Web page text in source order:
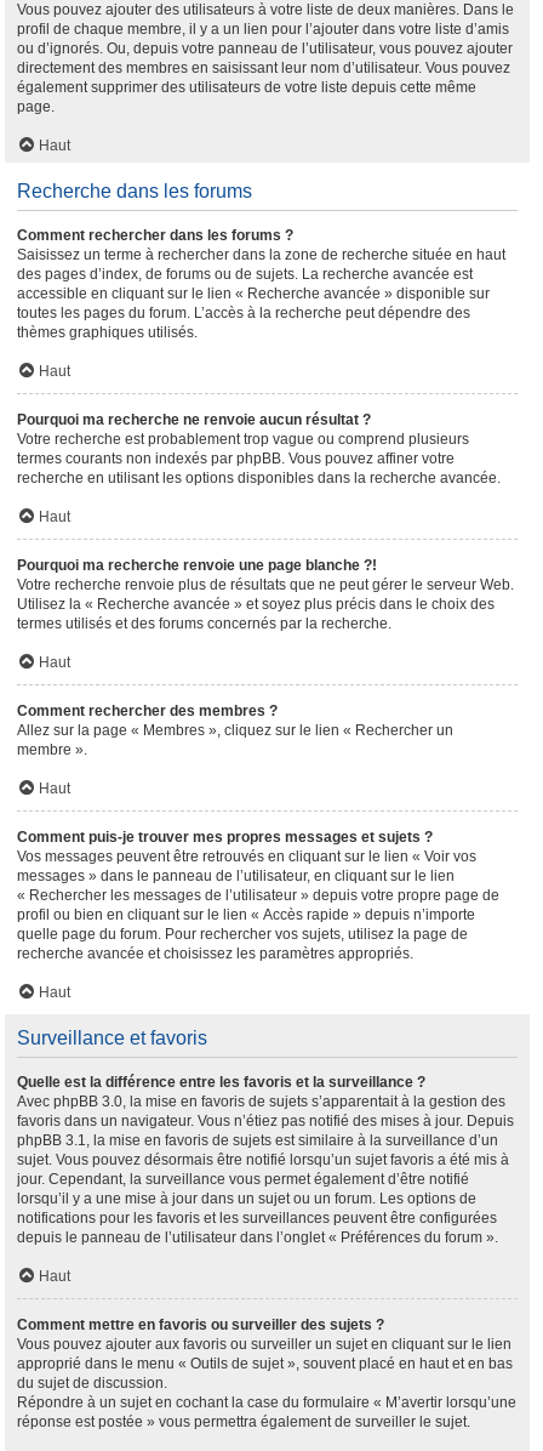
Vous pouvez ajouter des utilisateurs à votre liste de deux manières. Dans le
profil de chaque membre, il y a un lien pour l’ajouter dans votre liste d’amis
ou d’ignorés. Ou, depuis votre panneau de l’utilisateur, vous pouvez ajouter
directement des membres en saisissant leur nom d’utilisateur. Vous pouvez
également supprimer des utilisateurs de votre liste depuis cette même
page.
Haut
Recherche dans les forums
Comment rechercher dans les forums ?
Saisissez un terme à rechercher dans la zone de recherche située en haut
des pages d’index, de forums ou de sujets. La recherche avancée est
accessible en cliquant sur le lien « Recherche avancée » disponible sur
toutes les pages du forum. L’accès à la recherche peut dépendre des
thèmes graphiques utilisés.
Haut
Pourquoi ma recherche ne renvoie aucun résultat ?
Votre recherche est probablement trop vague ou comprend plusieurs
termes courants non indexés par phpBB. Vous pouvez affiner votre
recherche en utilisant les options disponibles dans la recherche avancée.
Haut
Pourquoi ma recherche renvoie une page blanche ?!
Votre recherche renvoie plus de résultats que ne peut gérer le serveur Web.
Utilisez la « Recherche avancée » et soyez plus précis dans le choix des
termes utilisés et des forums concernés par la recherche.
Haut
Comment rechercher des membres ?
Allez sur la page « Membres », cliquez sur le lien « Rechercher un
membre ».
Haut
Comment puis-je trouver mes propres messages et sujets ?
Vos messages peuvent être retrouvés en cliquant sur le lien « Voir vos
messages » dans le panneau de l’utilisateur, en cliquant sur le lien
« Rechercher les messages de l’utilisateur » depuis votre propre page de
profil ou bien en cliquant sur le lien « Accès rapide » depuis n’importe
quelle page du forum. Pour rechercher vos sujets, utilisez la page de
recherche avancée et choisissez les paramètres appropriés.
Haut
Surveillance et favoris
Quelle est la différence entre les favoris et la surveillance ?
Avec phpBB 3.0, la mise en favoris de sujets s’apparentait à la gestion des
favoris dans un navigateur. Vous n’étiez pas notifié des mises à jour. Depuis
phpBB 3.1, la mise en favoris de sujets est similaire à la surveillance d’un
sujet. Vous pouvez désormais être notifié lorsqu’un sujet favoris a été mis à
jour. Cependant, la surveillance vous permet également d’être notifié
lorsqu’il y a une mise à jour dans un sujet ou un forum. Les options de
notifications pour les favoris et les surveillances peuvent être configurées
depuis le panneau de l’utilisateur dans l’onglet « Préférences du forum ».
Haut
Comment mettre en favoris ou surveiller des sujets ?
Vous pouvez ajouter aux favoris ou surveiller un sujet en cliquant sur le lien
approprié dans le menu « Outils de sujet », souvent placé en haut et en bas
du sujet de discussion.
Répondre à un sujet en cochant la case du formulaire « M’avertir lorsqu’une
réponse est postée » vous permettra également de surveiller le sujet.